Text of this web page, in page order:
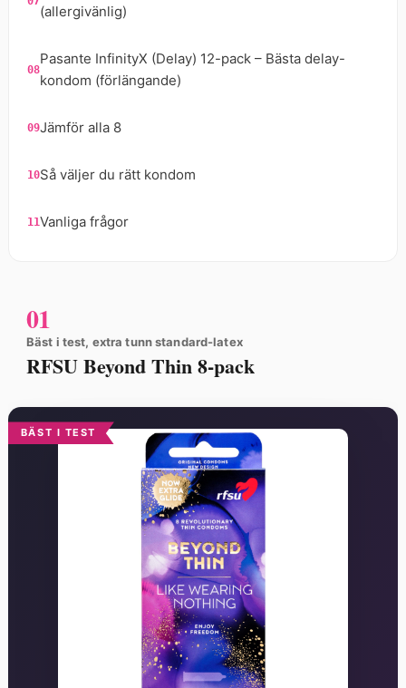
(allergivänlig)
Pasante InfinityX (Delay) 12-pack – Bästa delay-
kondom (förlängande)
Jämför alla 8
Så väljer du rätt kondom
Vanliga frågor
01
Bäst i test, extra tunn standard-latex
RFSU Beyond Thin 8-pack
BÄST I TEST